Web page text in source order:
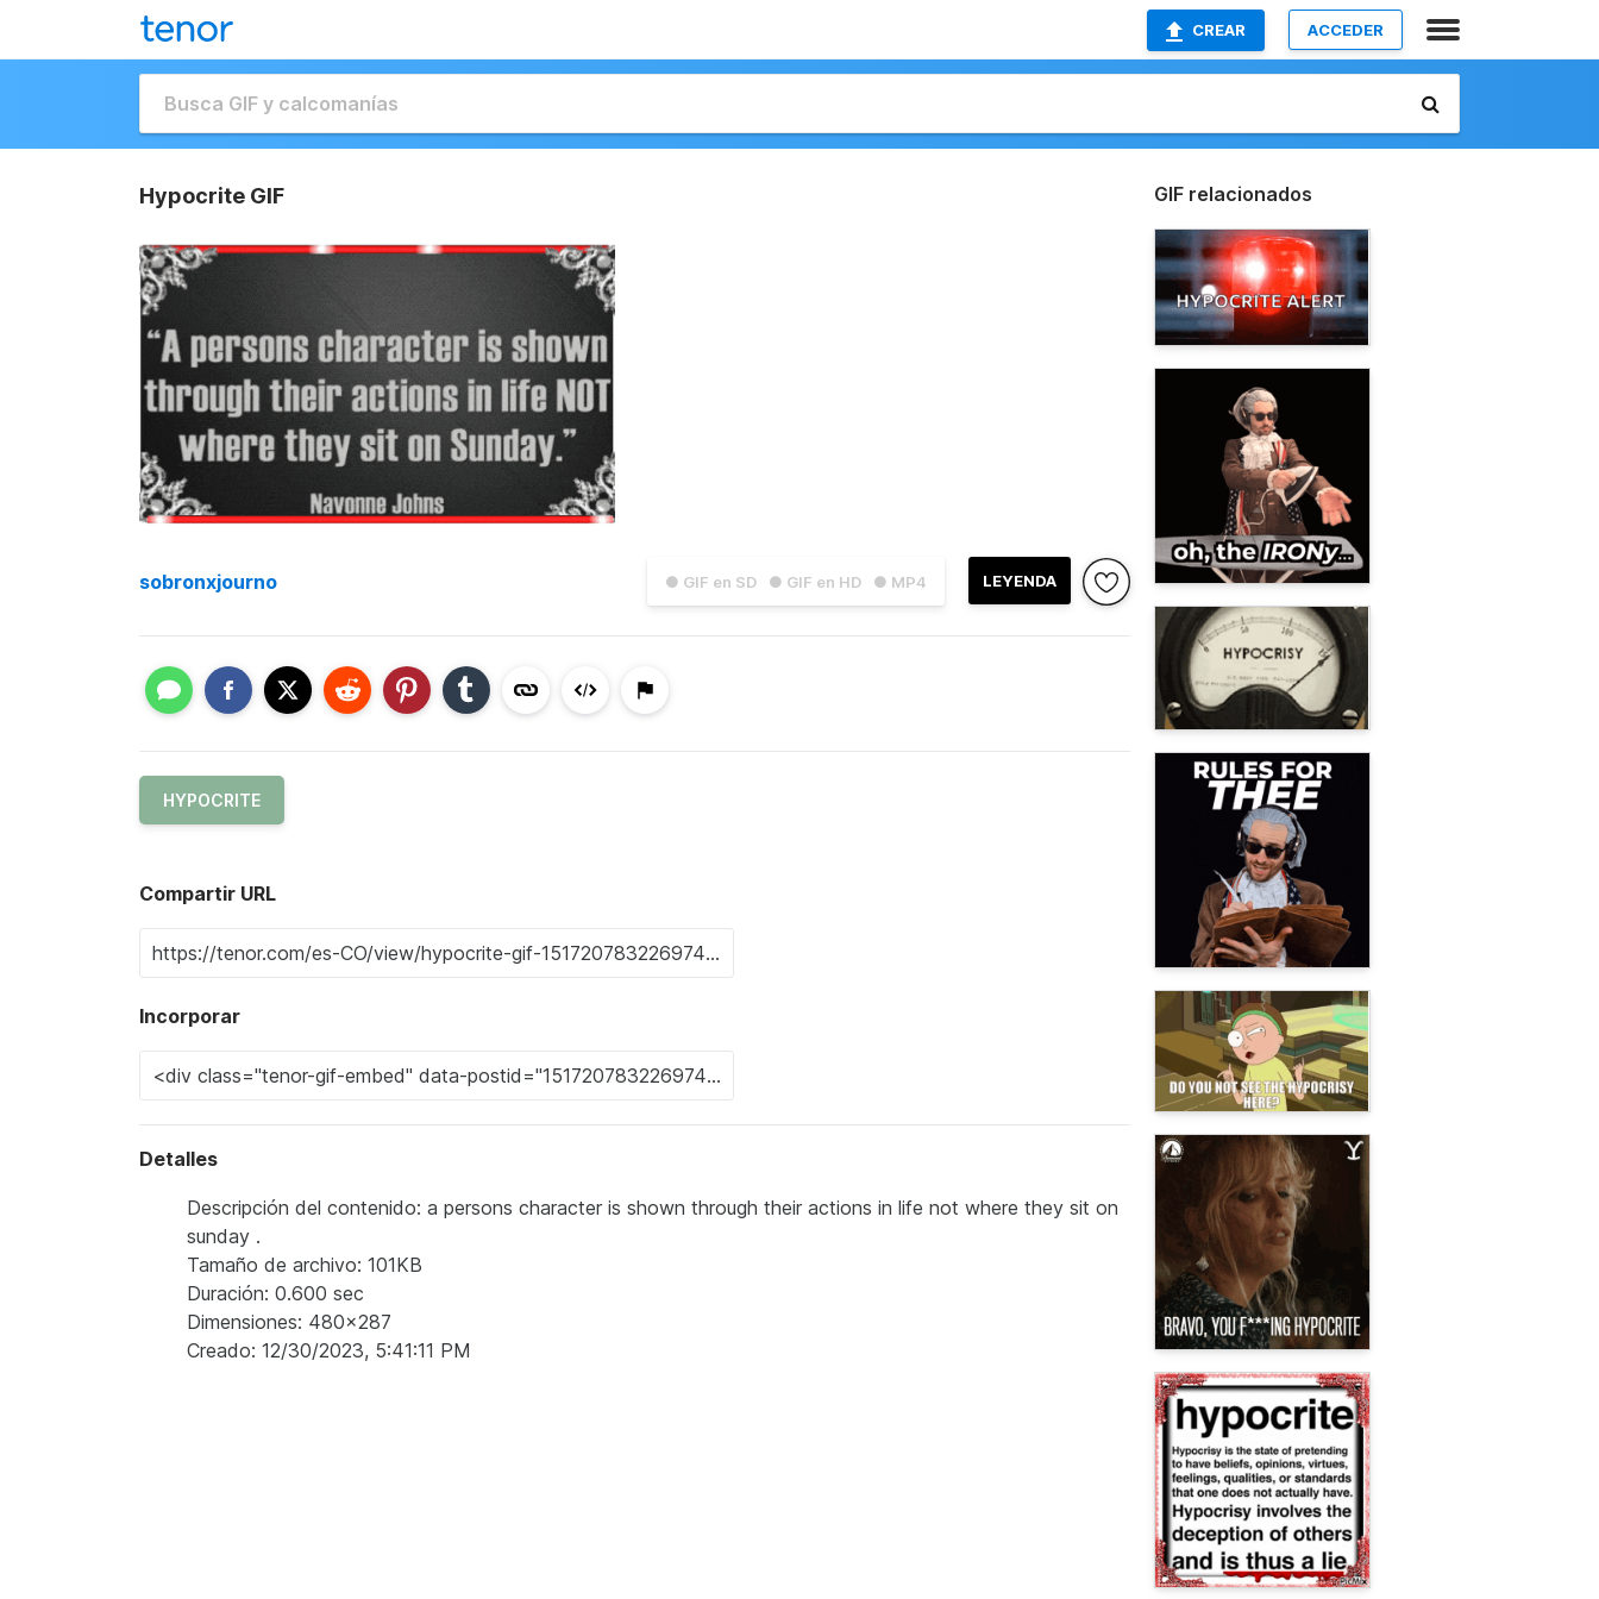
CREAR ACCEDER
Hypocrite GIF
● GIF en SD ● GIF en HD ● MP4 LEYENDA
sobronxjourno
HYPOCRITE
Compartir URL
Incorporar
Detalles
Descripción del contenido: a persons character is shown through their actions in life not where they sit on
sunday .
Tamaño de archivo: 101KB
Duración: 0.600 sec
Dimensiones: 480x287
Creado: 12/30/2023, 5:41:11 PM
GIF relacionados